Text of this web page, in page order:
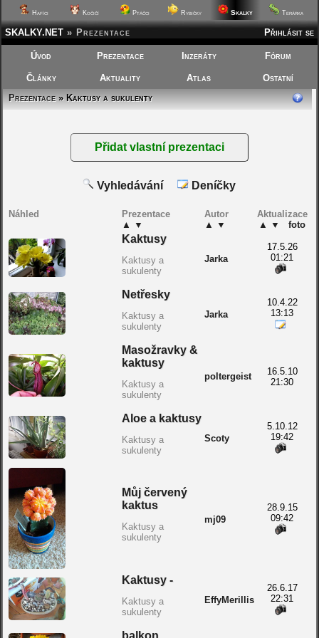
Hafíci Kočičí Ptáčci Rybičky Skalky Terárka
Přihlásit se
SKALKY.NET » Prezentace
Úvod Prezentace Inzeráty Fórum
Články Aktuality Atlas
Ostatní
Prezentace» Kaktusy a sukulenty
Vyhledávání Deníčky
Náhled
Prezentace
▲ ▼
Autor
▲ ▼
Aktualizace
▲ ▼ foto
Kaktusy
Kaktusy a
sukulenty
Jarka
17.5.26
01:21
Netřesky
Kaktusy a
sukulenty
Jarka
10.4.22
13:13
Masožravky &
kaktusy
Kaktusy a
sukulenty
poltergeist
16.5.10
21:30
Aloe a kaktusy
Kaktusy a
sukulenty
Scoty
5.10.12
19:42
Můj červený
kaktus
Kaktusy a
sukulenty
mj09
28.9.15
09:42
Kaktusy -
Kaktusy a
sukulenty
EffyMerillis
26.6.17
22:31
balkon